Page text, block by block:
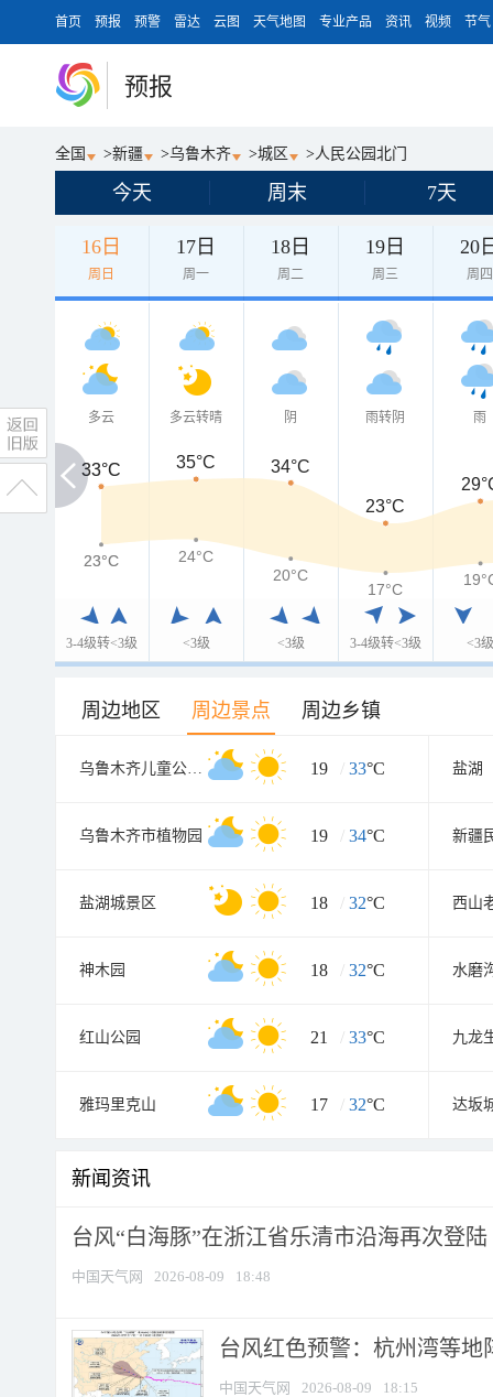
首页 预报 预警 雷达 云图 天气地图 专业产品 资讯 视频 节气
预报
全国 >新疆 >乌鲁木齐 >城区 >人民公园北门
今天 周末 7天
16日
周日
17日
周一
18日
周二
19日
周三
20
周四
多云
3-4级转<3级
多云转晴
<3级
阴
<3级
雨转阴
3-4级转<3级
雨
<3级
33°C
33°C 35°C 34°C
23°C
23°C
23°C 24°C
20°C
17°C
周边地区 周边景点 周边乡镇
乌鲁木齐儿童公园北门 19 / 33°C 盐湖
乌鲁木齐市植物园 19 / 34°C
盐湖城景区 18 / 32°C 西山
神木园 18 / 32°C 水磨
红山公园 21 / 33°C 九龙
雅玛里克山 17 / 32°C
新闻资讯
台风“白海豚”在浙江省乐清市沿海再次登陆
中国天气网 2026-08-09 18:48
台风红色预警：杭州湾等地
中国天气网 2026-08-09 18:15